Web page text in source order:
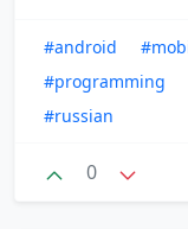
#android
#programming
#russian
0